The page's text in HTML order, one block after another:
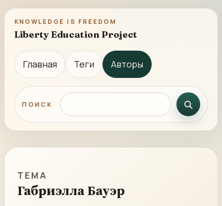
KNOWLEDGE IS FREEDOM
Liberty Education Project
Главная Теги Авторы
ПОИСК Поиск по сайту
ТЕМА
Габриэлла Бауэр